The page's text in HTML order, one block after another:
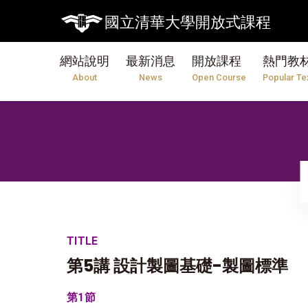
國立清華大學開放式課程
網站說明
About
最新消息
News
開放課程
Open Course
熱門教
Popular
TITLE
第5講 設計製圖基礎-製圖標準
第1節